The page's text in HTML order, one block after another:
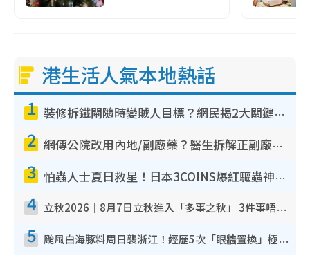
港生活人氣本地熱話
1 裝修拆鐵閘隨時變賊人目標？網民揭2大關鍵用途：裝新式等於白裝？附新舊鐵閘分別
2 網傳公院改用內地/副廠藥？醫生拆解正副廠分別 揭4類人換藥隨時出事
3 怕蟲人士夏日救星！日本3COINS爆紅驅蟲神器$45起 1招「全程免觸碰」輕鬆搞定小強
4 立秋2026｜8月7日立秋進入「多事之秋」 3件事唔做得！專家教6招開運 清枱頭／銀包納氣接好運
5 颱風白海豚料周日襲浙江！經歷5次「眼牆置換」極罕見 成登陸內地最長途颱風